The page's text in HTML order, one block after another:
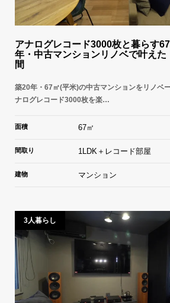
アナログレコード3000枚と暮らす
年・中古マンションリノベで叶えた
間
築20年・67㎡(平米)の中古マンションをリノベ
ナログレコード3000枚を楽…
面積 67㎡
間取り 1LDK＋レコード部屋
建物 マンション
3人暮らし